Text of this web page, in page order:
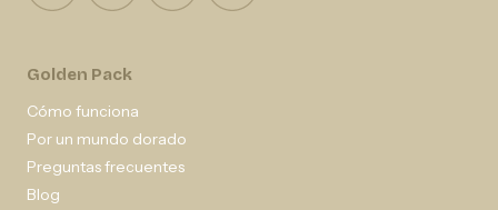
Golden Pack
Cómo funciona
Por un mundo dorado
Preguntas frecuentes
Blog